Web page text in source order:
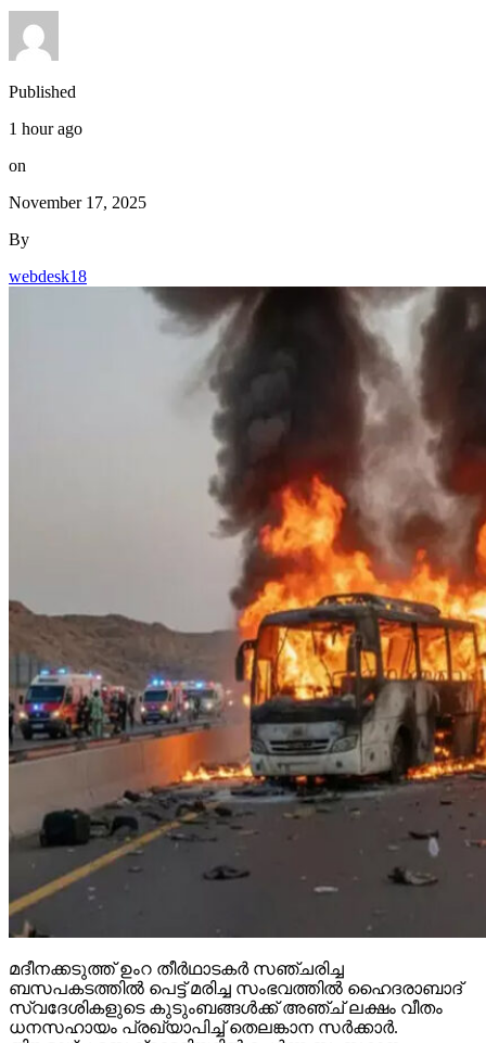
Published
1 hour ago
on
November 17, 2025
By
webdesk18
മദീനക്കടുത്ത് ഉംറ തീര്‍ഥാടകര്‍ സഞ്ചരിച്ച
ബസപകടത്തില്‍ പെട്ട് മരിച്ച സംഭവത്തില്‍ ഹൈദരാബാദ്
സ്വദേശികളുടെ കുടുംബങ്ങള്‍ക്ക് അഞ്ച് ലക്ഷം വീതം
ധനസഹായം പ്രഖ്യാപിച്ച് തെലങ്കാന സര്‍ക്കാര്‍.